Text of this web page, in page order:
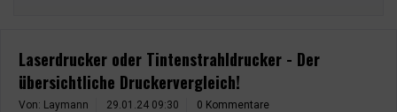
Laserdrucker oder Tintenstrahldrucker - Der
übersichtliche Druckervergleich!
Von: Laymann 29.01.24 09:30 0 Kommentare